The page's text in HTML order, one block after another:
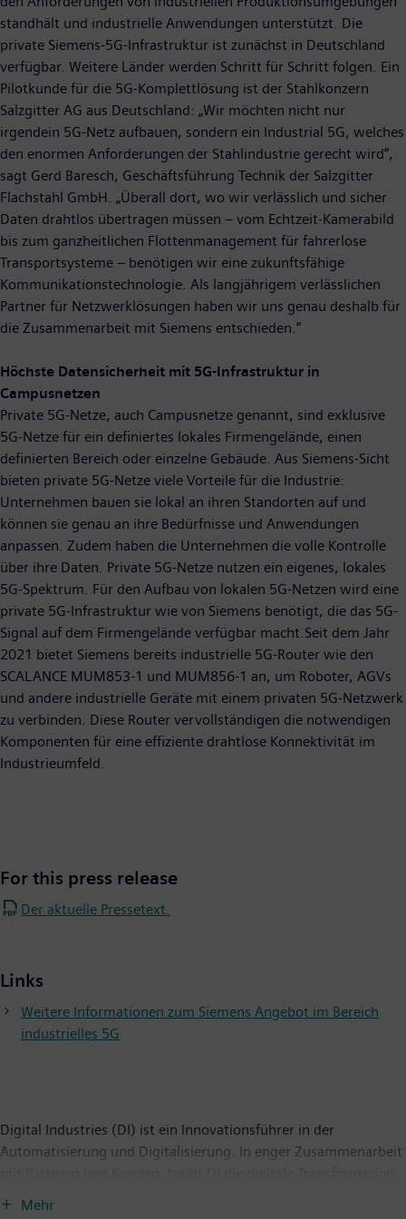
standhält und industrielle Anwendungen unterstützt. Die
private Siemens-5G-Infrastruktur ist zunächst in Deutschland
verfügbar. Weitere Länder werden Schritt für Schritt folgen. Ein
Pilotkunde für die 5G-Komplettlösung ist der Stahlkonzern
Salzgitter AG aus Deutschland: „Wir möchten nicht nur
irgendein 5G-Netz aufbauen, sondern ein Industrial 5G, welches
den enormen Anforderungen der Stahlindustrie gerecht wird“,
sagt Gerd Baresch, Geschäftsführung Technik der Salzgitter
Flachstahl GmbH. „Überall dort, wo wir verlässlich und sicher
Daten drahtlos übertragen müssen – vom Echtzeit-Kamerabild
bis zum ganzheitlichen Flottenmanagement für fahrerlose
Transportsysteme – benötigen wir eine zukunftsfähige
Kommunikationstechnologie. Als langjährigem verlässlichen
Partner für Netzwerklösungen haben wir uns genau deshalb für
die Zusammenarbeit mit Siemens entschieden.“
Höchste Datensicherheit mit 5G-Infrastruktur in
Campusnetzen
Private 5G-Netze, auch Campusnetze genannt, sind exklusive
5G-Netze für ein definiertes lokales Firmengelände, einen
definierten Bereich oder einzelne Gebäude. Aus Siemens-Sicht
bieten private 5G-Netze viele Vorteile für die Industrie:
Unternehmen bauen sie lokal an ihren Standorten auf und
können sie genau an ihre Bedürfnisse und Anwendungen
anpassen. Zudem haben die Unternehmen die volle Kontrolle
über ihre Daten. Private 5G-Netze nutzen ein eigenes, lokales
5G-Spektrum. Für den Aufbau von lokalen 5G-Netzen wird eine
private 5G-Infrastruktur wie von Siemens benötigt, die das 5G-
Signal auf dem Firmengelände verfügbar macht.Seit dem Jahr
2021 bietet Siemens bereits industrielle 5G-Router wie den
SCALANCE MUM853-1 und MUM856-1 an, um Roboter, AGVs
und andere industrielle Geräte mit einem privaten 5G-Netzwerk
zu verbinden. Diese Router vervollständigen die notwendigen
Komponenten für eine effiziente drahtlose Konnektivität im
Industrieumfeld.
For this press release
Der aktuelle Pressetext.
Links
Weitere Informationen zum Siemens Angebot im Bereich
industrielles 5G
Digital Industries (DI) ist ein Innovationsführer in der
Automatisierung und Digitalisierung. In enger Zusammenarbeit
in der Prozess- und Fertigungsindustrie voran. Mit dem Digital-
Mehr